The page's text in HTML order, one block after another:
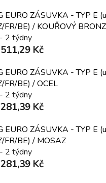
EURO ZÁSUVKA - TYP E
FR/BE) / KOUŘOVÝ BRONZ
2 týdny
Kč
EURO ZÁSUVKA - TYP E
FR/BE) / OCEL
2 týdny
Kč
EURO ZÁSUVKA - TYP E
FR/BE) / MOSAZ
2 týdny
Kč